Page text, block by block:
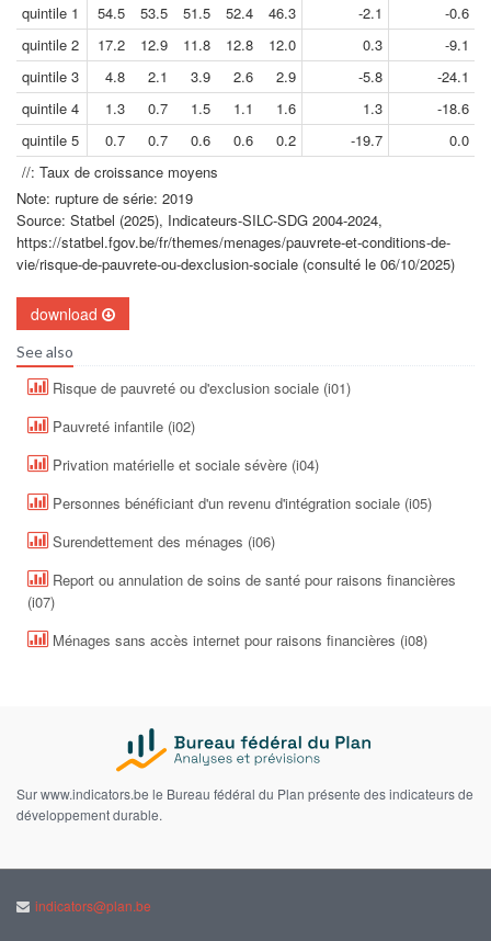
quintile 1
54.5 53.5 51.5 52.4 46.3 -2.1
-0.6
quintile 2
17.2 12.9 11.8 12.8 12.0 0.3
-9.1
quintile 3
4.8 2.1 3.9 2.6 2.9 -5.8
-24.1
quintile 4
1.3 0.7 1.5 1.1 1.6 1.3
-18.6
quintile 5
0.7 0.7 0.6 0.6 0.2 -19.7
0.0
//: Taux de croissance moyens
Note: rupture de série: 2019
Source: Statbel (2025), Indicateurs-SILC-SDG 2004-2024,
https://statbel.fgov.be/fr/themes/menages/pauvrete-et-conditions-de-
vie/risque-de-pauvrete-ou-dexclusion-sociale (consulté le 06/10/2025)
download
See also
Risque de pauvreté ou d'exclusion sociale (i01)
Pauvreté infantile (i02)
Privation matérielle et sociale sévère (i04)
Personnes bénéficiant d'un revenu d'intégration sociale (i05)
Surendettement des ménages (i06)
Report ou annulation de soins de santé pour raisons financières
(i07)
Ménages sans accès internet pour raisons financières (i08)
Sur www.indicators.be le Bureau fédéral du Plan présente des indicateurs de
développement durable.
indicators@plan.be